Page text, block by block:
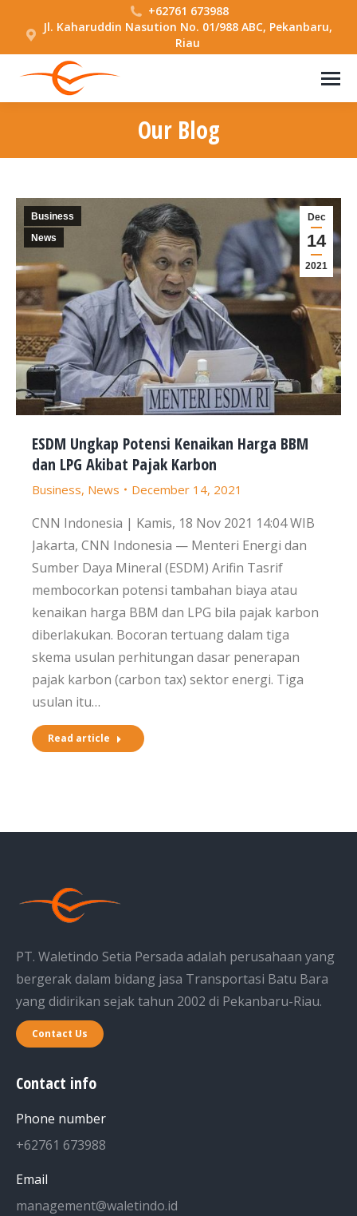
+62761 673988
Jl. Kaharuddin Nasution No. 01/988 ABC, Pekanbaru,
Riau
Our Blog
You are here:
Dec
14
2021
Business
News
ESDM Ungkap Potensi Kenaikan Harga BBM
dan LPG Akibat Pajak Karbon
Business, News December 14, 2021
CNN Indonesia | Kamis, 18 Nov 2021 14:04 WIB
Jakarta, CNN Indonesia — Menteri Energi dan
Sumber Daya Mineral (ESDM) Arifin Tasrif
membocorkan potensi tambahan biaya atau
kenaikan harga BBM dan LPG bila pajak karbon
diberlakukan. Bocoran tertuang dalam tiga
skema usulan perhitungan dasar penerapan
pajak karbon (carbon tax) sektor energi. Tiga
usulan itu…
Read article
PT. Waletindo Setia Persada adalah perusahaan yang
bergerak dalam bidang jasa Transportasi Batu Bara
yang didirikan sejak tahun 2002 di Pekanbaru-Riau.
Contact Us
Contact info
Phone number
+62761 673988
Email
management@waletindo.id